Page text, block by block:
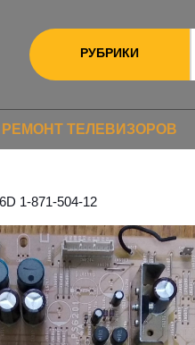
РУБРИКИ
РЕМОНТ ТЕЛЕВИЗОРОВ
1-871-504-12